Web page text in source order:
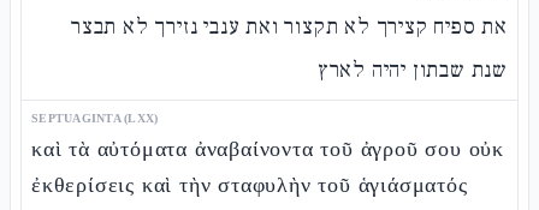
את ספיח קצירך לא תקצור ואת ענבי נזירך לא תבצר
שנת שבתון יהיה לארץ
SEPTUAGINTA (LXX)
καὶ τὰ αὐτόματα ἀναβαίνοντα τοῦ ἀγροῦ σου οὐκ
ἐκθερίσεις καὶ τὴν σταφυλὴν τοῦ ἁγιάσματός